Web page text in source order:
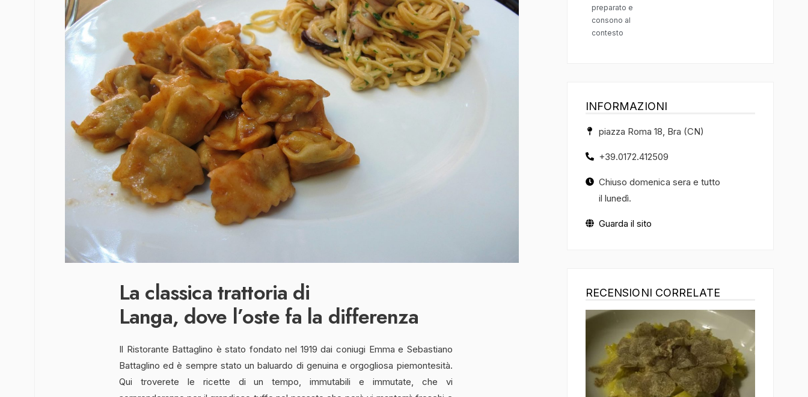
La classica trattoria di
Langa, dove l’oste fa la differenza
Il Ristorante Battaglino è stato fondato nel 1919 dai coniugi Emma e Sebastiano
Battaglino ed è sempre stato un baluardo di genuina e orgogliosa piemontesità.
Qui troverete le ricette di un tempo, immutabili e immutate, che vi
preparato e
consono al
contesto
INFORMAZIONI
piazza Roma 18, Bra (CN)
+39.0172.412509
Chiuso domenica sera e tutto
il lunedì.
Guarda il sito
RECENSIONI CORRELATE